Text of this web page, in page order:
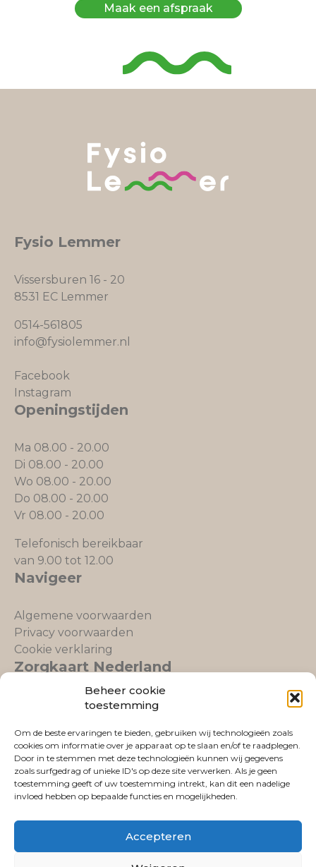
Beheer cookie
toestemming
Om de beste ervaringen te bieden, gebruiken wij technologieën zoals
cookies om informatie over je apparaat op te slaan en/of te raadplegen.
Door in te stemmen met deze technologieën kunnen wij gegevens
zoals surfgedrag of unieke ID's op deze site verwerken. Als je geen
toestemming geeft of uw toestemming intrekt, kan dit een nadelige
invloed hebben op bepaalde functies en mogelijkheden.
Accepteren
Maak een afspraak
Fysio Lemmer
Vissersburen 16 - 20
8531 EC Lemmer
0514-561805
info@fysiolemmer.nl
Facebook
Instagram
Openingstijden
Ma 08.00 - 20.00
Di 08.00 - 20.00
Wo 08.00 - 20.00
Do 08.00 - 20.00
Vr 08.00 - 20.00
Telefonisch bereikbaar
van 9.00 tot 12.00
Navigeer
Algemene voorwaarden
Privacy voorwaarden
Cookie verklaring
Zorgkaart Nederland
Fysio Lemmeris gewaardeerd op
ZorgkaartNederland.
Bekijk alle waarderingenofplaats een waardering